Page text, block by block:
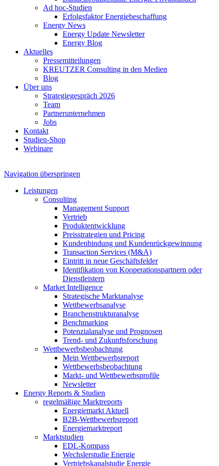
Ad hoc-Studien
Erfolgsfaktor Energiebeschaffung
Energy News
Energy Update Newsletter
Energy Blog
Aktuelles
Pressemitteilungen
KREUTZER Consulting in den Medien
Blog
Über uns
Strategiegespräch 2026
Team
Partnerunternehmen
Jobs
Kontakt
Studien-Shop
Webinare
Navigation überspringen
Leistungen
Consulting
Management Support
Vertrieb
Produktentwicklung
Preisstrategien und Pricing
Kundenbindung und Kundenrückgewinnung
Transaction Services (M&A)
Eintritt in neue Geschäftsfelder
Identifikation von Kooperationspartnern oder
Dienstleistern
Market Intelligence
Strategische Marktanalyse
Wettbewerbsanalyse
Branchenstrukturanalyse
Benchmarking
Potenzialanalyse und Prognosen
Trend- und Zukunftsforschung
Wettbewerbs­beobachtung
Mein Wettbewerbsreport
Wettbewerbsbeobachtung
Markt- und Wettbewerbsprofile
Newsletter
Energy Reports & Studien
regelmäßige Marktreports
Energiemarkt Aktuell
B2B-Wettbewerbsreport
Energiemarktreport
Marktstudien
EDL-Kompass
Wechslerstudie Energie
Vertriebskanalstudie Energie